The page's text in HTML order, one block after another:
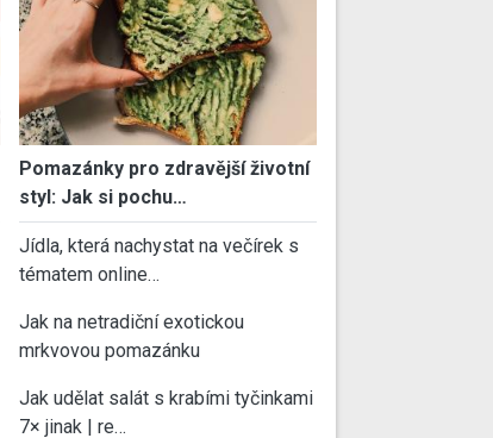
Pomazánky pro zdravější životní
styl: Jak si pochu…
Jídla, která nachystat na večírek s
tématem online…
Jak na netradiční exotickou
mrkvovou pomazánku
Jak udělat salát s krabími tyčinkami
7× jinak | re…